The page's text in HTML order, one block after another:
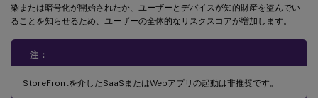
染または暗号化が開始されたか、ユーザーとデバイスが知的財産を盗んでい
ることを知らせるため、ユーザーの全体的なリスクスコアが増加します。
注：
StoreFrontを介したSaaSまたはWebアプリの起動は非推奨です。